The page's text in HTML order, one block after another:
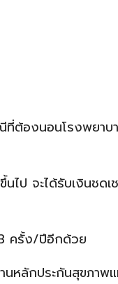
ที่ต้องนอนโรงพยาบ
ป จะได้รับเงินชดเ
ครั้ง/ปีอีกด้วย
หลักประกันสุขภาพ